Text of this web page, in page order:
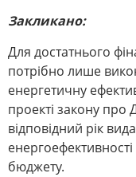
Закликано:
Для достатнього
потрібно лише
енергетичну
проекті закону
відповідний рік
бюджету.